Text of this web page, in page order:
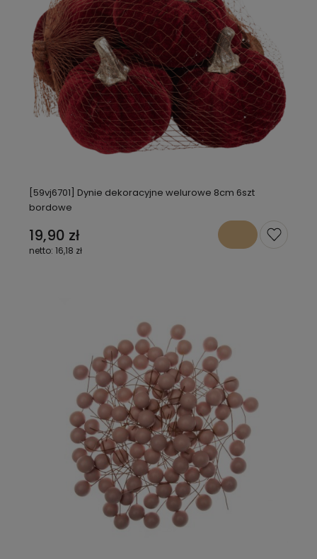
[59vj6701] Dynie dekoracyjne welurowe 8cm 6szt
bordowe
19,90 zł
16,18 zł